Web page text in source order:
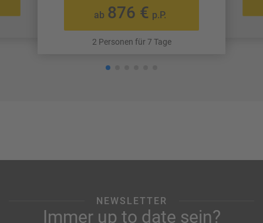
ab 876 € p.P.
2 Personen für 7 Tage
NEWSLETTER
Immer up to date sein?